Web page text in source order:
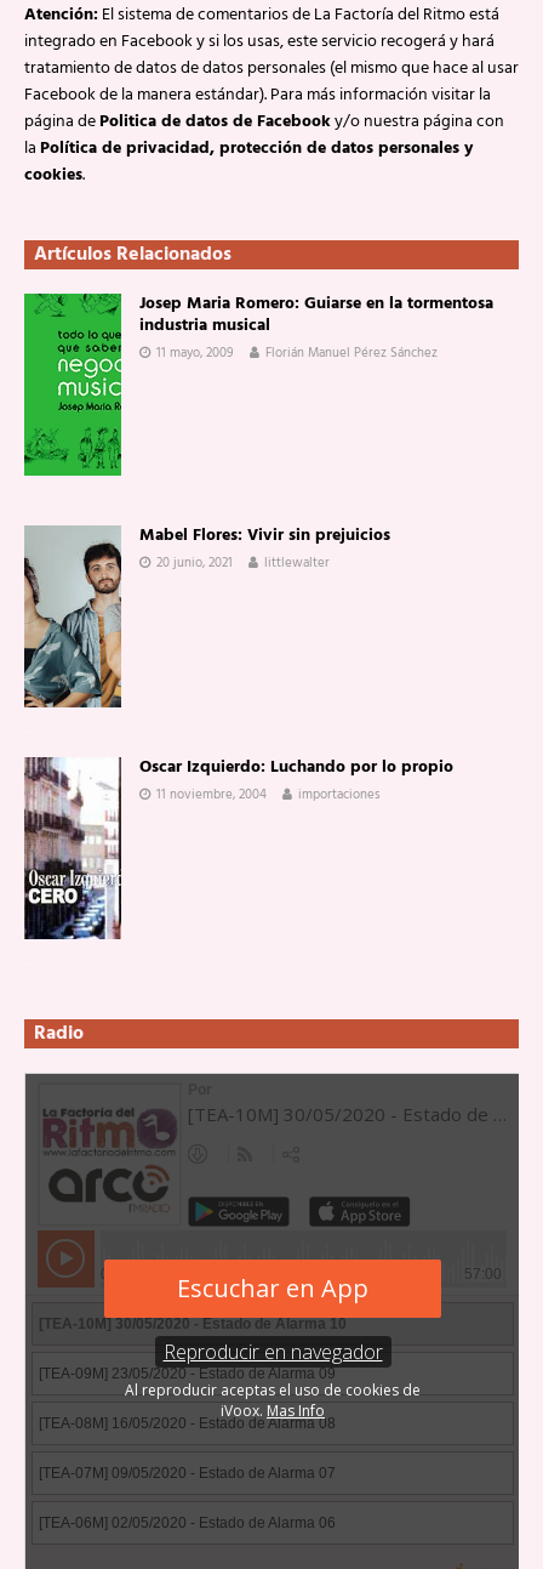
Atención:El sistema de comentarios de La Factoría del Ritmo está
integrado en Facebook y si los usas, este servicio recogerá y hará
tratamiento de datos de datos personales (el mismo que hace al usar
Facebook de la manera estándar). Para más información visitar la
página dePolitica de datos de Facebooky/o nuestra página con
laPolítica de privacidad, protección de datos personales y
cookies.
Artículos Relacionados
Josep Maria Romero: Guiarse en la tormentosa
industria musical
11 mayo, 2009 Florián Manuel Pérez Sánchez
Mabel Flores: Vivir sin prejuicios
20 junio, 2021 littlewalter
Oscar Izquierdo: Luchando por lo propio
11 noviembre, 2004 importaciones
Radio